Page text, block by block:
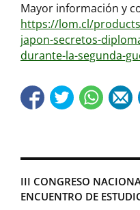
Mayor información y
https://lom.cl/
japon-secretos-
durante-la-segunda-
III CONGRESO
ENCUENTRO DE